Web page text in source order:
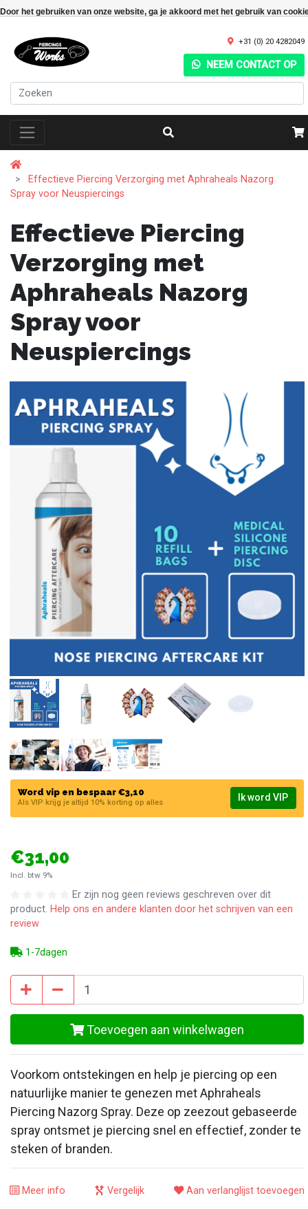
Door het gebruiken van onze website, ga je akkoord met het gebruik van
+31 (0) 20 4282049
NEEM CONTACT OP
Effectieve Piercing Verzorging met Aphraheals Nazorg
Spray voor Neuspiercings
Effectieve Piercing
Verzorging met
Aphraheals Nazorg
Spray voor
Neuspiercings
Word vip en bespaar €3,10
Als VIP krijg je altijd 10% korting op alles Ik word VIP
€31,00
Incl. btw 9%
Er zijn nog geen reviews geschreven over dit
product. Help ons en andere klanten door het schrijven van een
review
1-7dagen
Toevoegen aan winkelwagen
Voorkom ontstekingen en help je piercing op een
natuurlijke manier te genezen met Aphraheals
Piercing Nazorg Spray. Deze op zeezout gebaseerde
spray ontsmet je piercing snel en effectief, zonder te
steken of branden.
Meer info Vergelijk Aan verlanglijst toevoegen